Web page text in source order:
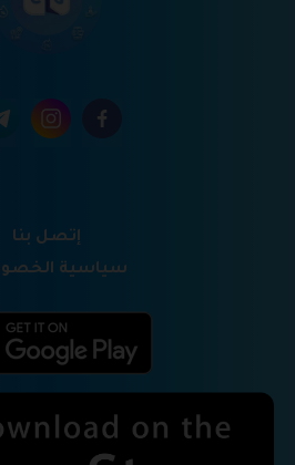
إتصل بنا
سياسية